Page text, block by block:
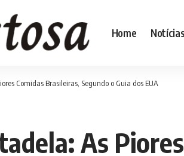
Home Notícias
Comidas Brasileiras, Segundo o Guia dos EUA
As